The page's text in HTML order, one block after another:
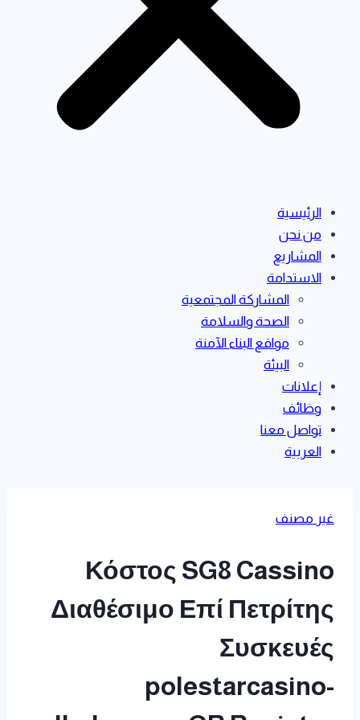
الرئيسية
من نحن
المشاريع
الاستدامة
المشاركة المجتمعية
الصحة والسلامة
مواقع البناء الآمنة
البيئة
إعلانات
وظائف
تواصل معنا
العربية
غير مصنف
Κόστος SG8 Cassino
Διαθέσιμο Επί Πετρίτης
Συσκευές
polestarcasino-